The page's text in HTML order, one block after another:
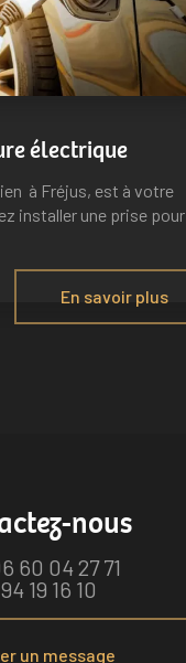
électrique
à Fréjus, est à votre
installer une prise pour
En savoir plus
nous
60 04 27 71
19 16 10
un message